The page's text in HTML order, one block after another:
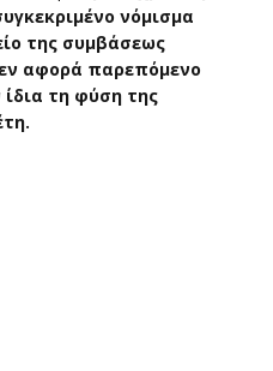
νόμισμα
της συμβάσεως
αφορά παρεπόμενο
τη φύση της